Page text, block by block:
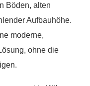
Böden, alten
Aufbauhöhe.
moderne,
ohne die